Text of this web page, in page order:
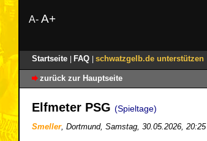
A- A+
Startseite FAQ schwatzgelb.de unterstützen
zurück zur Hauptseite
Elfmeter PSG (Spieltage)
Smeller, Dortmund, Samstag, 30.05.2026, 20:25